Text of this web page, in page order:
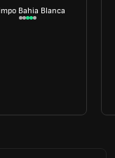
Bahia Blanca